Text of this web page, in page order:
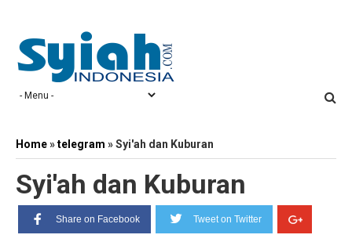
Home»telegram »Syi'ah dan Kuburan
Syi'ah dan Kuburan
Share on Facebook Tweet on Twitter